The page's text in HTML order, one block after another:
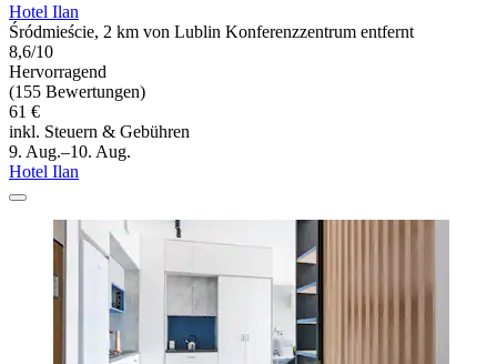
Hotel Ilan
Śródmieście, 2 km von Lublin Konferenzzentrum entfernt
8,6/10
Hervorragend
(155 Bewertungen)
61 €
inkl. Steuern & Gebühren
9. Aug.–10. Aug.
Hotel Ilan